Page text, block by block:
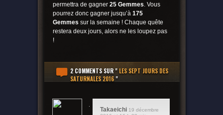
permettra de gagner 25 Gemmes. Vous
pourrez donc gagner jusqu’à 175
Gemmes sur la semaine ! Chaque quête
restera deux jours, alors ne les loupez pas
!
2 COMMENTSSUR "LES SEPT JOURS DES
SATURNALES 2016"
Takaeichi 19 décembre